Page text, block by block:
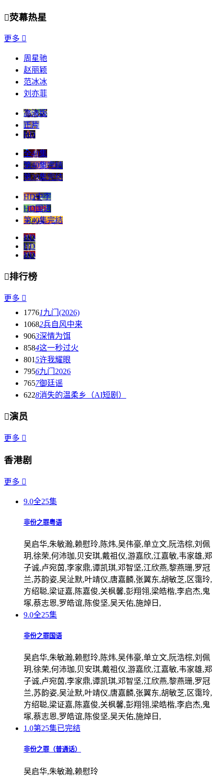
荧幕热星
更多 
周星驰
赵丽颖
范冰冰
刘亦菲
高清版
正片
HD
全40集
第40集完结
第39集完结
HD中字
HD国语
第40集完结
HD
HD
HD
排行榜
更多 
17761九门(2026)
10682兵自风中来
9063深情为饵
8584这一秒过火
8015许我耀眼
7956九门2026
7657御廷谣
6228消失的温柔乡（AI短剧）
演员
更多 
香港剧
更多 
9.0全25集
非份之罪粤语
吴启华,朱敏瀚,赖慰玲,陈炜,吴伟豪,单立文,阮浩棕,刘佩
玥,徐荣,何沛珈,贝安琪,戴祖仪,游嘉欣,江嘉敏,韦家雄,郑
子诚,卢宛茵,李家鼎,谭凯琪,邓智坚,江欣燕,黎燕珊,罗冠
兰,苏韵姿,吴沚默,叶靖仪,唐嘉麟,张翼东,胡敏芝,区霭玲,
方绍聪,梁证嘉,陈嘉俊,关枫馨,彭翔翎,梁皓楷,李启杰,鬼
塚,蔡志恩,罗皓谊,陈俊坚,吴天佑,施焯日,
9.0全25集
非份之罪国语
吴启华,朱敏瀚,赖慰玲,陈炜,吴伟豪,单立文,阮浩棕,刘佩
玥,徐荣,何沛珈,贝安琪,戴祖仪,游嘉欣,江嘉敏,韦家雄,郑
子诚,卢宛茵,李家鼎,谭凯琪,邓智坚,江欣燕,黎燕珊,罗冠
兰,苏韵姿,吴沚默,叶靖仪,唐嘉麟,张翼东,胡敏芝,区霭玲,
方绍聪,梁证嘉,陈嘉俊,关枫馨,彭翔翎,梁皓楷,李启杰,鬼
塚,蔡志恩,罗皓谊,陈俊坚,吴天佑,施焯日,
1.0第25集已完结
非份之罪（普通话）
吴启华,朱敏瀚,赖慰玲